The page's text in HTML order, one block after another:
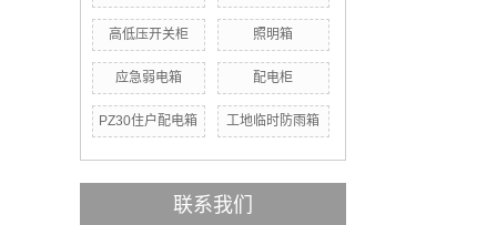
高低压开关柜 照明箱
应急弱电箱 配电柜
PZ30住户配电箱 工地临时防雨箱
联系我们